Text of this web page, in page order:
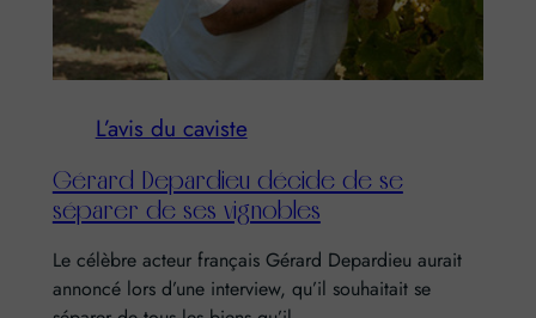
L’avis du caviste
Gérard Depardieu décide de se
séparer de ses vignobles
Le célèbre acteur français Gérard Depardieu aurait
annoncé lors d’une interview, qu’il souhaitait se